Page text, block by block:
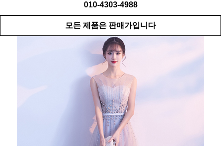
010-4303-4988
모든 제품은 판매가입니다